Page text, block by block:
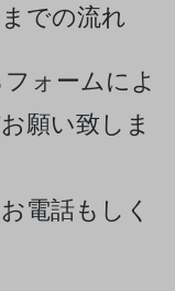
での流れ
ォームによ
願い致しま
電話もしく